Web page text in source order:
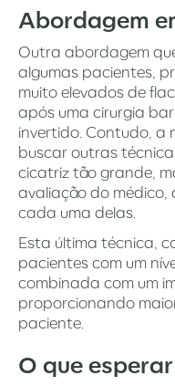
Abordagem
Outra abordagem
algumas pacientes,
muito elevados de
após uma cirurgia
invertido. Contudo, a
buscar outras
cicatriz tão grande,
avaliação do
cada uma delas.
Esta última técnica,
pacientes com um
combinada com um
proporcionando
paciente.
O que